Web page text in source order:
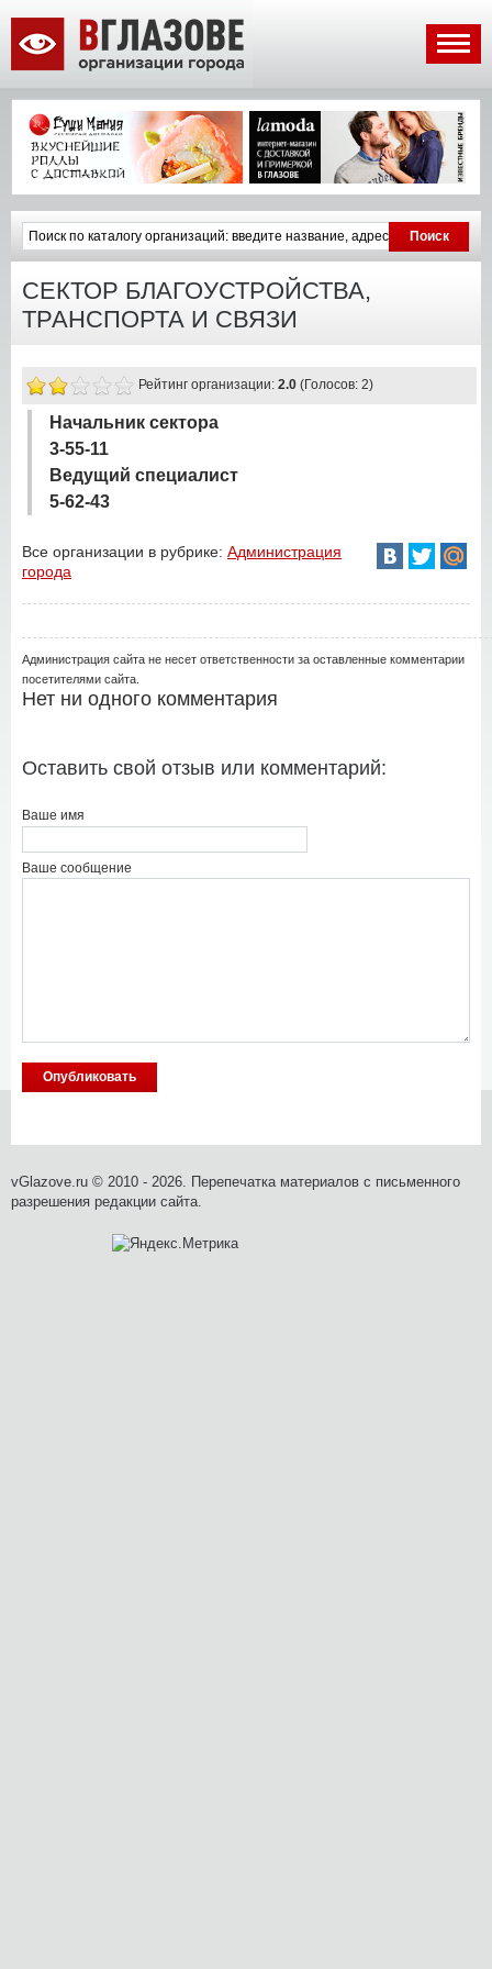
СЕКТОР БЛАГОУСТРОЙСТВА,
ТРАНСПОРТА И СВЯЗИ
Рейтинг организации: 2.0 (Голосов: 2)
Начальник сектора
3-55-11
Ведущий специалист
5-62-43
Все организации в рубрике: Администрация
города
Администрация сайта не несет ответственности за оставленные комментарии
посетителями сайта.
Нет ни одного комментария
Оставить свой отзыв или комментарий:
Ваше имя
Ваше сообщение
vGlazove.ru © 2010 - 2026. Перепечатка материалов с письменного
разрешения редакции сайта.